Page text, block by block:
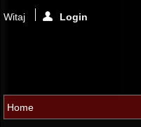
Witaj Login